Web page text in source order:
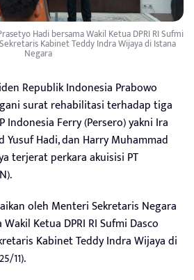
Hadi bersama Wakil Ketua DPRI RI Sufmi
Kabinet Teddy Indra Wijaya di Istana
Negara
Republik Indonesia Prabowo
surat rehabilitasi terhadap tiga
Indonesia Ferry (Persero) yakni Ira
Yusuf Hadi, dan Harry Muhammad
terjerat perkara akuisisi PT
oleh Menteri Sekretaris Negara
Ketua DPRI RI Sufmi Dasco
Kabinet Teddy Indra Wijaya di
11).